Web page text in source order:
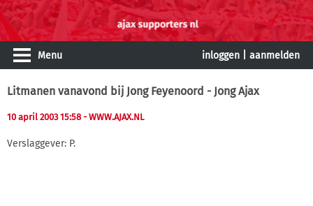
Menu inloggen aanmelden
Litmanen vanavond bij Jong Feyenoord - Jong Ajax
10 april 2003 15:58 - WWW.AJAX.NL
Verslaggever: P.